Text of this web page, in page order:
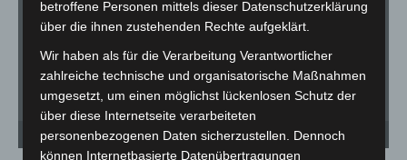
Neueröffnung: Greenbike-Shop in Langenhagen-Godshorn - © Carl-Marcus Müller /
LGHNews
betroffene Personen mittels dieser Datenschutzerklärung
über die ihnen zustehenden Rechte aufgeklärt.
Wir haben als für die Verarbeitung Verantwortlicher
zahlreiche technische und organisatorische Maßnahmen
umgesetzt, um einen möglichst lückenlosen Schutz der
über diese Internetseite verarbeiteten
personenbezogenen Daten sicherzustellen. Dennoch
können Internetbasierte Datenübertragungen